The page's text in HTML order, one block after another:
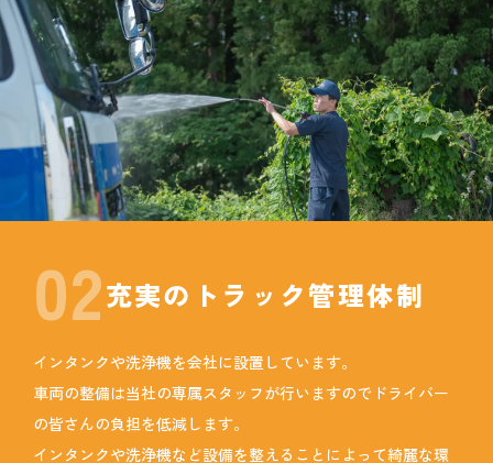
02充実のトラック管理体制
インタンクや洗浄機を会社に設置しています。
車両の整備は当社の専属スタッフが行いますので ドライバー
の皆さんの負担を低減します。
インタンクや洗浄機など設備を整えることによって綺麗な環